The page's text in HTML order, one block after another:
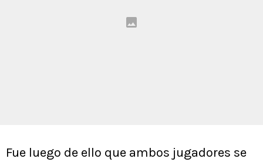
Fue luego de ello que ambos jugadores se